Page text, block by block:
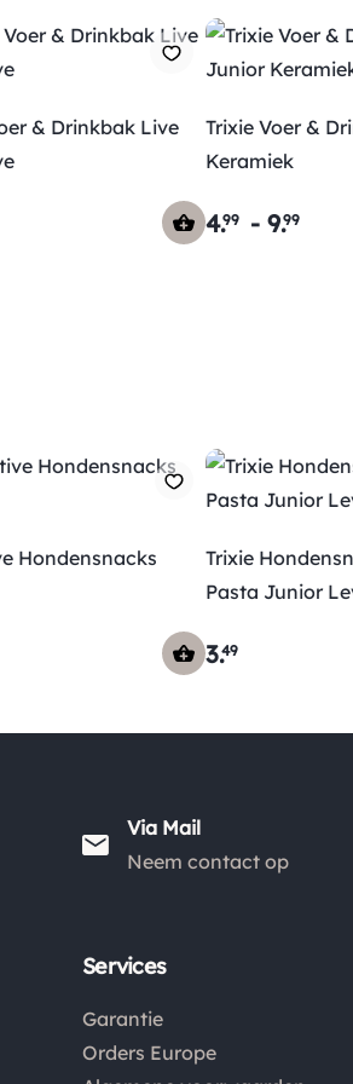
& Drinkbak Live
Trixie Voer &
Keramiek
4.99 -9.99
Hondensnacks
Trixie
Pasta Junior
3.49
Via Mail
Neem contact op
Services
Garantie
Orders Europe